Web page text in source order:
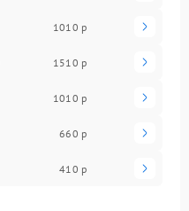
1010 р
1510 р
1010 р
660 р
410 р